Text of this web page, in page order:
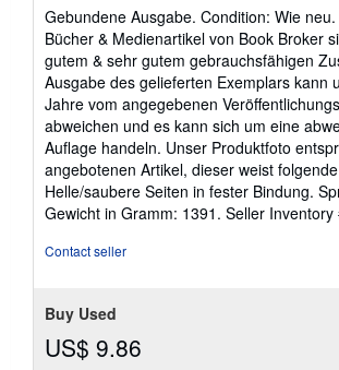
rating
5
out
of
5
stars
Gebundene Ausgabe. Condition: Wie
Bücher & Medienartikel von Book Broker
gutem & sehr gutem gebrauchsfähigen
Ausgabe des gelieferten Exemplars kann
Jahre vom angegebenen
abweichen und es kann sich um eine
Auflage handeln. Unser Produktfoto
angebotenen Artikel, dieser weist
Helle/saubere Seiten in fester Bindung.
Gewicht in Gramm: 1391. Seller
Contact seller
Buy Used
US$ 9.86